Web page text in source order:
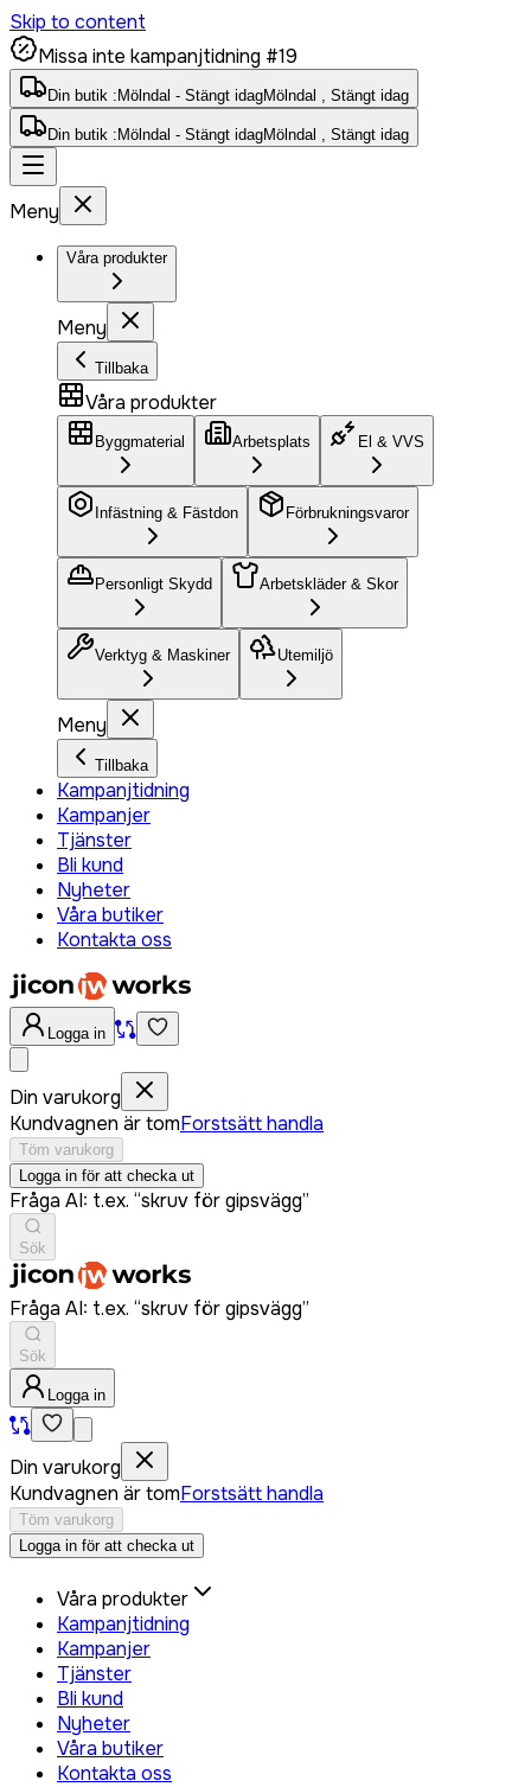
Skip to content
Missa inte kampanjtidning #19
Din butik : Mölndal - Stängt idagMölndal , Stängt idag
Din butik : Mölndal - Stängt idagMölndal , Stängt idag
Meny
Våra produkter
Meny
Tillbaka
Våra produkter
Byggmaterial Arbetsplats El & VVS
Infästning & Fästdon Förbrukningsvaror
Personligt Skydd Arbetskläder & Skor
Verktyg & Maskiner Utemiljö
Meny
Tillbaka
Kampanjtidning
Kampanjer
Tjänster
Bli kund
Nyheter
Våra butiker
Kontakta oss
Logga in
Din varukorg
Kundvagnen är tomForstsätt handla
Töm varukorg
Logga in för att checka ut
Fråga AI: t.ex. “skruv för gipsvägg”
Sök
Fråga AI: t.ex. “skruv för gipsvägg”
Sök
Logga in
Din varukorg
Kundvagnen är tomForstsätt handla
Töm varukorg
Logga in för att checka ut
Våra produkter
Kampanjtidning
Kampanjer
Tjänster
Bli kund
Nyheter
Våra butiker
Kontakta oss